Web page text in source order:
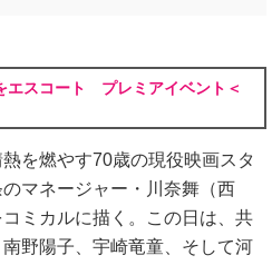
エスコート プレミアイベント＜
を燃やす70歳の現役映画スタ
マネージャー・川奈舞（西
ミカルに描く。この日は、共
野陽子、宇崎竜童、そして河